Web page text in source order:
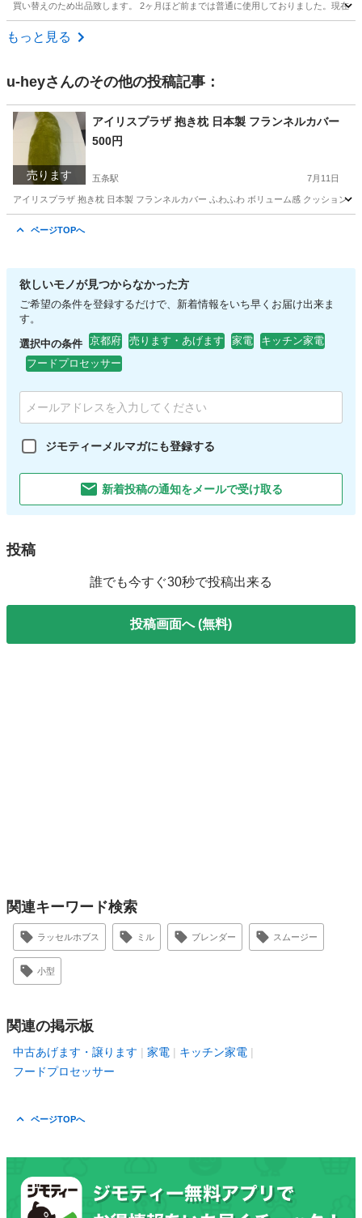
買い替えのため出品致します。 2ヶ月ほど前までは普通に使用しておりました。現在
京都 京都市
もっと見る
u-heyさんのその他の投稿記事：
売ります
アイリスプラザ 抱き枕 日本製 フランネルカバー
500円
五条駅 7月11日
アイリスプラザ 抱き枕 日本製 フランネルカバー ふわふわ ボリューム感 クッション
ページTOPへ
欲しいモノが見つからなかった方
ご希望の条件を登録するだけで、新着情報をいち早くお届け出来ま
す。
選択中の条件 京都府 売ります・あげます 家電
キッチン家電
フードプロセッサー
ジモティーメルマガにも登録する
新着投稿の通知をメールで受け取る
投稿
誰でも今すぐ30秒で投稿出来る
投稿画面へ (無料)
関連キーワード検索
ラッセルホブス ミル ブレンダー スムージー
小型
関連の掲示板
中古あげます・譲ります 家電
キッチン家電
フードプロセッサー
ページTOPへ